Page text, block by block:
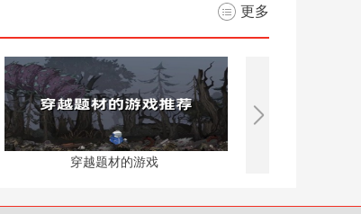
更多
穿越题材的游戏